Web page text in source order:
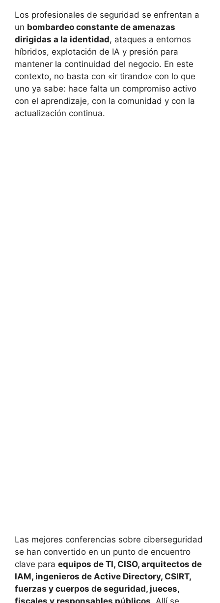
Los profesionales de seguridad se enfrentan a
un bombardeo constante de amenazas
dirigidas a la identidad, ataques a entornos
híbridos, explotación de IA y presión para
mantener la continuidad del negocio. En este
contexto, no basta con «ir tirando» con lo que
uno ya sabe: hace falta un compromiso activo
con el aprendizaje, con la comunidad y con la
actualización continua.
Las mejores conferencias sobre ciberseguridad
se han convertido en un punto de encuentro
clave para equipos de TI, CISO, arquitectos de
IAM, ingenieros de Active Directory, CSIRT,
fuerzas y cuerpos de seguridad, jueces,
fiscales y responsables públicos . Allí se